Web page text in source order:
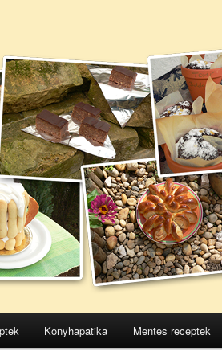
Konyhapatika Mentes receptek